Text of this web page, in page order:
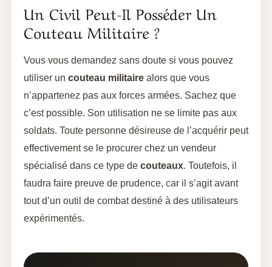
Un Civil Peut-Il Posséder Un
Couteau Militaire ?
Vous vous demandez sans doute si vous pouvez
utiliser un couteau militaire alors que vous
n’appartenez pas aux forces armées. Sachez que
c’est possible. Son utilisation ne se limite pas aux
soldats. Toute personne désireuse de l’acquérir peut
effectivement se le procurer chez un vendeur
spécialisé dans ce type de couteaux. Toutefois, il
faudra faire preuve de prudence, car il s’agit avant
tout d’un outil de combat destiné à des utilisateurs
expérimentés.